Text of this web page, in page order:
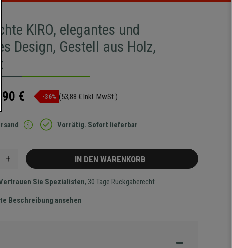
KIRO, elegantes und
Design, Gestell aus Holz,
€ -36% (53,88 € Inkl. MwSt.)
Vorrätig. Sofort lieferbar
+ IN DEN WARENKORB
Sie Spezialisten, 30 Tage Rückgaberecht
Beschreibung ansehen